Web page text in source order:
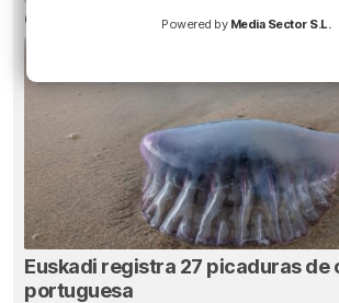
Orio calma la tormenta
Euskadi registra 27 picaduras de
portuguesa
Powered by Media Sector S.L.